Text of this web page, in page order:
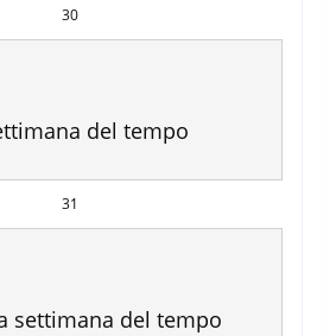
30
del tempo
31
settimana del tempo